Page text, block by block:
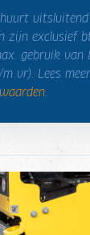
zijn exclusief
gebruik
vr). Lees
.